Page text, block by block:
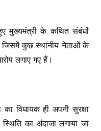
मुख्यमंत्री के कथित संबंधों
जिसमें कुछ स्थानीय नेताओं के
लगाए गए हैं।
का विधायक ही अपनी सुरक्षा
का अंदाजा लगाया जा